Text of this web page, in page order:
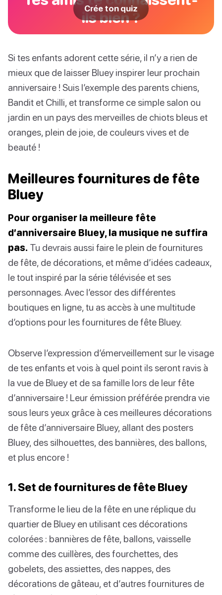
ils bien ?
Crée ton quiz
Si tes enfants adorent cette série, il n’y a rien de
mieux que de laisser Bluey inspirer leur prochain
anniversaire ! Suis l’exemple des parents chiens,
Bandit et Chilli, et transforme ce simple salon ou
jardin en un pays des merveilles de chiots bleus et
oranges, plein de joie, de couleurs vives et de
beauté !
Meilleures fournitures de fête
Bluey
Pour organiser la meilleure fête
d’anniversaire Bluey, la musique ne suffira
pas. Tu devrais aussi faire le plein de fournitures
de fête, de décorations, et même d’idées cadeaux,
le tout inspiré par la série télévisée et ses
personnages. Avec l’essor des différentes
boutiques en ligne, tu as accès à une multitude
d’options pour les fournitures de fête Bluey.
Observe l’expression d’émerveillement sur le visage
de tes enfants et vois à quel point ils seront ravis à
la vue de Bluey et de sa famille lors de leur fête
d’anniversaire ! Leur émission préférée prendra vie
sous leurs yeux grâce à ces meilleures décorations
de fête d’anniversaire Bluey, allant des posters
Bluey, des silhouettes, des bannières, des ballons,
et plus encore !
1. Set de fournitures de fête Bluey
Transforme le lieu de la fête en une réplique du
quartier de Bluey en utilisant ces décorations
colorées : bannières de fête, ballons, vaisselle
comme des cuillères, des fourchettes, des
gobelets, des assiettes, des nappes, des
décorations de gâteau, et d’autres fournitures de